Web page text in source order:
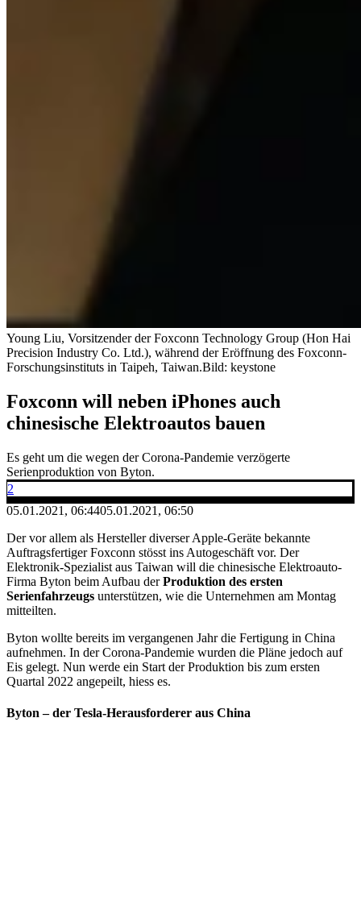
Young Liu, Vorsitzender der Foxconn Technology Group (Hon Hai
Precision Industry Co. Ltd.), während der Eröffnung des Foxconn-
Forschungsinstituts in Taipeh, Taiwan.Bild: keystone
Foxconn will neben iPhones auch
chinesische Elektroautos bauen
Es geht um die wegen der Corona-Pandemie verzögerte
Serienproduktion von Byton.
2
05.01.2021, 06:4405.01.2021, 06:50
Der vor allem als Hersteller diverser Apple-Geräte bekannte
Auftragsfertiger Foxconn stösst ins Autogeschäft vor. Der
Elektronik-Spezialist aus Taiwan will die chinesische Elektroauto-
Firma Byton beim Aufbau derProduktion des ersten
Serienfahrzeugs unterstützen, wie die Unternehmen am Montag
mitteilten.
Byton wollte bereits im vergangenen Jahr die Fertigung in China
aufnehmen. In der Corona-Pandemie wurden die Pläne jedoch auf
Eis gelegt. Nun werde ein Start der Produktion bis zum ersten
Quartal 2022 angepeilt, hiess es.
Byton – der Tesla-Herausforderer aus China